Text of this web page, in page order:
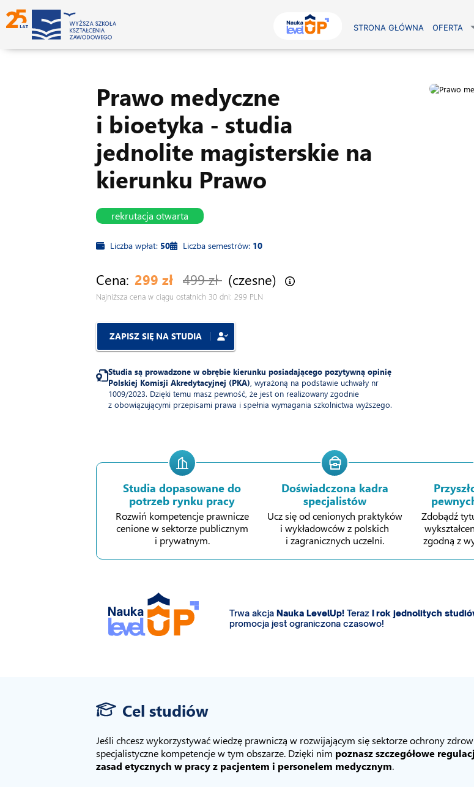
STRONA GŁÓWNA OFERTA
Prawo medyczne
i bioetyka - studia
jednolite magisterskie na
kierunku Prawo
rekrutacja otwarta
Liczba wpłat: 50 Liczba semestrów: 10
Cena: 299 zł 499 zł (czesne)
Najniższa cena w ciągu ostatnich 30 dni: 299 PLN
ZAPISZ SIĘ NA STUDIA
Studia są prowadzone w obrębie kierunku posiadającego pozytywną opinię
Polskiej Komisji Akredytacyjnej (PKA) , wyrażoną na podstawie uchwały nr
1009/2023. Dzięki temu masz pewność, że jest on realizowany zgodnie
z obowiązującymi przepisami prawa i spełnia wymagania szkolnictwa wyższego.
Studia dopasowane do
potrzeb rynku pracy
Rozwiń kompetencje prawnicze
cenione w sektorze publicznym
i prywatnym.
Doświadczona kadra
specjalistów
Ucz się od cenionych praktyków
i wykładowców z polskich
i zagranicznych uczelni.
Zdobądź
zgodną z
Trwa akcja Nauka LevelUp! Teraz I rok jednolitych
promocja jest ograniczona czasowo!
Cel studiów
Jeśli chcesz wykorzystywać wiedzę prawniczą w rozwijającym się sektorze ochrony
specjalistyczne kompetencje w tym obszarze. Dzięki nim poznasz szczegółowe
zasad etycznych w pracy z pacjentem i personelem medycznym.